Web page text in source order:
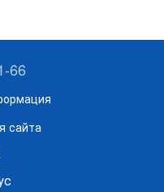
66
сайта